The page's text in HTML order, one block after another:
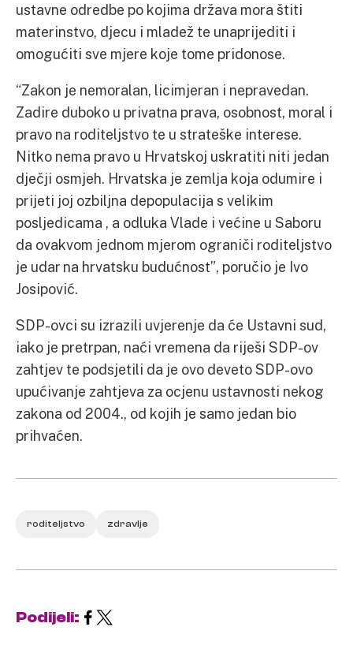
ustavne odredbe po kojima država mora štiti
materinstvo, djecu i mladež te unaprijediti i
omogućiti sve mjere koje tome pridonose.
“Zakon je nemoralan, licimjeran i nepravedan.
Zadire duboko u privatna prava, osobnost, moral i
pravo na roditeljstvo te u strateške interese.
Nitko nema pravo u Hrvatskoj uskratiti niti jedan
dječji osmjeh. Hrvatska je zemlja koja odumire i
prijeti joj ozbiljna depopulacija s velikim
posljedicama , a odluka Vlade i većine u Saboru
da ovakvom jednom mjerom ograniči roditeljstvo
je udar na hrvatsku budućnost”, poručio je Ivo
Josipović.
SDP-ovci su izrazili uvjerenje da će Ustavni sud,
iako je pretrpan, naći vremena da riješi SDP-ov
zahtjev te podsjetili da je ovo deveto SDP-ovo
upućivanje zahtjeva za ocjenu ustavnosti nekog
zakona od 2004., od kojih je samo jedan bio
prihvaćen.
roditeljstvo zdravlje
Podijeli: